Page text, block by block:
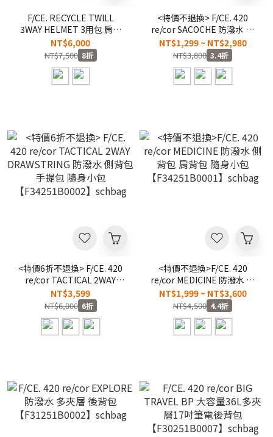
F/CE. RECYCLE TWILL
3WAY HELMET 3用包 肩背
手提 後背包 鋼盔包
【F33251B0001】schbag
NT$6,000
NT$7,500 8折
<特價不退換> F/CE. 420
re/cor SACOCHE 防潑水 側
背包 輕便 隨身小包 單車包
【F34251B0004】schbag
NT$1,299 ~ NT$2,980
NT$3,800 3.4折
<特價6折不退換> F/CE. 420
re/cor TACTICAL 2WAY
DRAWSTRING 防潑水 側背
包 手提包 隨身小包
【F34251B0002】schbag
NT$3,599
NT$6,000 6折
<特價不退換>F/CE. 420
re/cor MEDICINE 防潑水 側
背包 肩背包 隨身小包
【F34251B0001】schbag
NT$1,999 ~ NT$3,600
NT$4,500 4.4折